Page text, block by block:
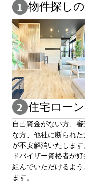
物件探し
住宅ロー
自⼰資⾦がない⽅、
な⽅、他社に断られ
が不安解消いたしま
ドバイザー資格者が
組んでいただけるよ
ます。